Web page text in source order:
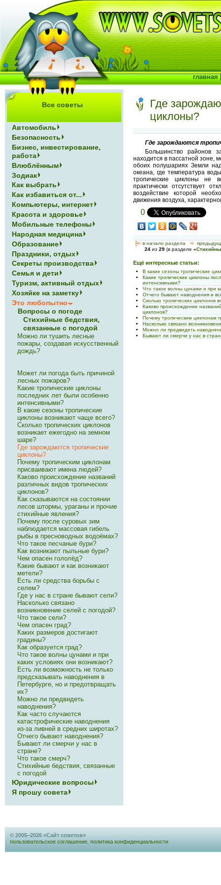
Где
циклоны?
Где зарождаются
Большинство районов
находится в пассатной зоне,
обоих полушариях Земли
океана, где температура
тропические циклоны не
практически отсутствует
воздействие которой
движения воздуха,
0
[<— в начало раздела <-
24из 29(в разделе «
Ещё интересные статьи:
В какие сезоны тропические
Какие тропические циклоны
интенсивными?
Что такое волны цунами и при
Отчего бывают наводнения и
Сколько тропических
Каково происхождение
циклонов?
Почему тропическим циклонам
Насколько связано
Можно ли предвидеть
Бывают ли смерчи у нас в
Все советы
Автомобиль
Безопасность
Бизнес, инвестирование,
работа
Влюблённым
Зодиак
Как выбрать
Как избавиться от...
Компьютеры, интернет
Красота и здоровье
Мобильные телефоны
Народная медицина
Образование
Праздники, отдых
Секреты производства
Семья и дети
Туризм, активный отдых
Хозяйке на заметку
Это любопытно
Вопросы о погоде
Стихийные бедствия,
связанные с погодой
Можно ли тушить лесные
пожары, создавая искусственный
дождь?
Может ли погода быть причиной
лесных пожаров?
Какие тропические циклоны
последних лет были особенно
интенсивными?
В какие сезоны тропические
циклоны возникают чаще всего?
Сколько тропических циклонов
возникает ежегодно на земном
шаре?
Где зарождаются тропические
циклоны?
Почему тропическим циклонам
присваивают имена людей?
Каково происхождение названий
различных видов тропических
циклонов?
Как сказываются на состоянии
лесов штормы, ураганы и прочие
стихийные явления?
Почему после суровых зим
наблюдается массовая гибель
рыбы в пресноводных водоёмах?
Что такое песчаные бури?
Как возникают пыльные бури?
Чем опасен гололёд?
Какие бывают и как возникают
метели?
Есть ли средства борьбы с
селем?
Где у нас в стране бывают сели?
Насколько связано
возникновение селей с погодой?
Что такое сели?
Чем опасен град?
Каких размеров достигают
градины?
Как образуется град?
Что такое волны цунами и при
каких условиях они возникают?
Есть ли возможность не только
предсказывать наводнения в
Петербурге, но и предотвращать
их?
Можно ли предвидеть
наводнения?
Как часто случаются
катастрофические наводнения
из-за ливней в средних широтах?
Отчего бывают наводнения?
Бывают ли смерчи у нас в
стране?
Что такое смерч?
Стихийные бедствия, связанные
с погодой
Юридические вопросы
Я прошу совета
главная
© 2005–2026 «Сайт советов»
пользовательское соглашение политика конфиденциальности